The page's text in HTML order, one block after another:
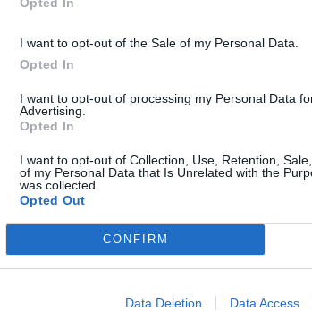
I want to opt-out of the Sale of my Personal Data.
Opted In
I want to opt-out of processing my Personal Data
Advertising.
Opted In
I want to opt-out of Collection, Use, Retention,
of my Personal Data that Is Unrelated with the
was collected.
Opted Out
CONFIRM
Data Deletion Data Access
Google-ren iturri hobetsi gisa doan
informatuta